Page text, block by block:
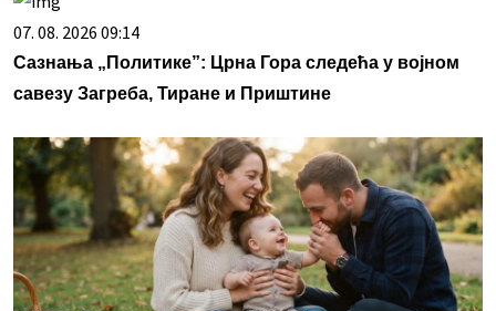
07. 08. 2026 09:14
Сазнања „Политике”: Црна Гора следећа у војном
савезу Загреба, Тиране и Приштине